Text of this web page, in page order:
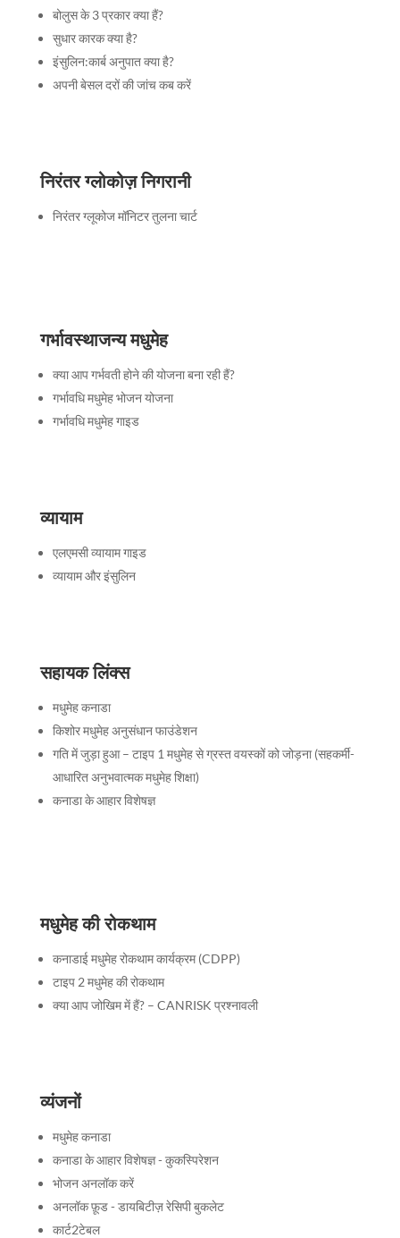
बोलुस के 3 प्रकार क्या हैं?
सुधार कारक क्या है?
इंसुलिन:कार्ब अनुपात क्या है?
अपनी बेसल दरों की जांच कब करें
निरंतर ग्लोकोज़ निगरानी
निरंतर ग्लूकोज मॉनिटर तुलना चार्ट
गर्भावस्थाजन्य मधुमेह
क्या आप गर्भवती होने की योजना बना रही हैं?
गर्भावधि मधुमेह भोजन योजना
गर्भावधि मधुमेह गाइड
व्यायाम
एलएमसी व्यायाम गाइड
व्यायाम और इंसुलिन
सहायक लिंक्स
मधुमेह कनाडा
किशोर मधुमेह अनुसंधान फाउंडेशन
गति में जुड़ा हुआ– टाइप 1 मधुमेह से ग्रस्त वयस्कों को जोड़ना (सहकर्मी-
आधारित अनुभवात्मक मधुमेह शिक्षा)
कनाडा के आहार विशेषज्ञ
मधुमेह की रोकथाम
कनाडाई मधुमेह रोकथाम कार्यक्रम (CDPP)
टाइप 2 मधुमेह की रोकथाम
क्या आप जोखिम में हैं? – CANRISK प्रश्नावली
व्यंजनों
मधुमेह कनाडा
कनाडा के आहार विशेषज्ञ - कुकस्पिरेशन
भोजन अनलॉक करें
अनलॉक फ़ूड - डायबिटीज़ रेसिपी बुकलेट
कार्ट2टेबल